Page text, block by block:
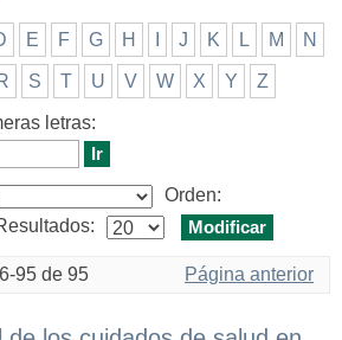
E F G H J K L M N
S T U V W X Y Z
letras:
Orden:
95 de 95 Página anterior